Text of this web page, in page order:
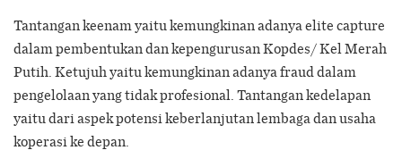
Tantangan keenam yaitu kemungkinan adanya elite capture
dalam pembentukan dan kepengurusan Kopdes/ Kel Merah
Putih. Ketujuh yaitu kemungkinan adanya fraud dalam
pengelolaan yang tidak profesional. Tantangan kedelapan
yaitu dari aspek potensi keberlanjutan lembaga dan usaha
koperasi ke depan.